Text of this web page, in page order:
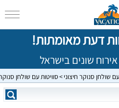
שולחן סנוקר חיצוני סוויטות עם שולחן